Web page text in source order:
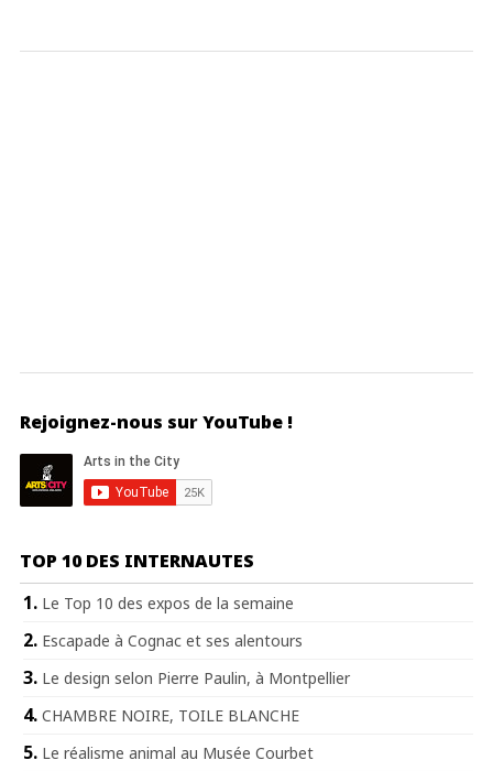
Rejoignez-nous sur YouTube !
TOP 10 DES INTERNAUTES
Le Top 10 des expos de la semaine
Escapade à Cognac et ses alentours
Le design selon Pierre Paulin, à Montpellier
CHAMBRE NOIRE, TOILE BLANCHE
Le réalisme animal au Musée Courbet